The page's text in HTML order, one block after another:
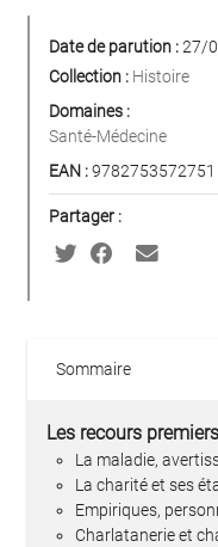
Date de parution :27/
Collection : Histoire
Domaines :
Santé-Médecine
EAN :9782753572751
Partager :
Sommaire
Les recours
La maladie,
La charité et ses
Empiriques,
Charlatanerie et